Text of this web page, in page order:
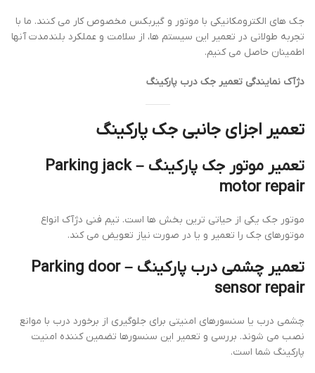
جک های الکترومکانیکی با موتور و گیربکس مخصوص کار می کنند. ما با
تجربه طولانی در تعمیر این سیستم ها، از سلامت و عملکرد بلندمدت آنها
اطمینان حاصل می کنیم.
دژآک نمایندگی تعمیر جک درب پارکینگ
تعمیر اجزای جانبی جک پارکینگ
تعمیر موتور جک پارکینگ – Parking jack
motor repair
موتور جک یکی از حیاتی ترین بخش ها است. تیم فنی دژآک انواع
موتورهای جک را تعمیر و یا در صورت نیاز تعویض می کند.
تعمیر چشمی درب پارکینگ – Parking door
sensor repair
چشمی درب یا سنسورهای امنیتی برای جلوگیری از برخورد درب با موانع
نصب می شوند. بررسی و تعمیر این سنسورها تضمین کننده امنیت
پارکینگ شما است.